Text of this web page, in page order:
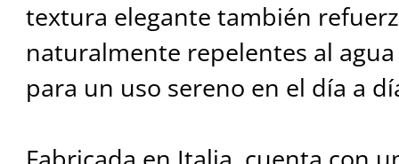
textura elegante también
naturalmente repelentes al
para un uso sereno en el día a